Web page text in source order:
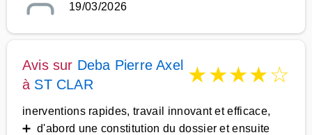
19/03/2026
Avis sur Deba Pierre Axel
à ST CLAR ★★★★☆
inerventions rapides, travail innovant et efficace,
➕ d'abord une constitution du dossier et ensuite